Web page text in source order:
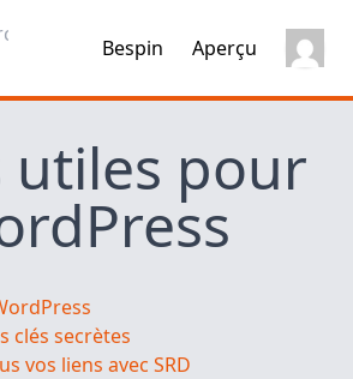
Bespin Aperçu
utiles pour
clés secrètes
vos liens avec SRD